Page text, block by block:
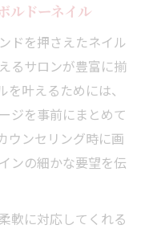
ルドーネイル
ドを押さえたネイル
るサロンが豊富に揃
叶えるためには、
ジを事前にまとめて
ウンセリング時に画
ンの細かな要望を伝
軟に対応してくれる